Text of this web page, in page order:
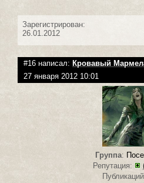
Зарегистрирован:
26.01.2012
#16 написал: Кровавый
27 января 2012 10:01
Группа:
Репутация: